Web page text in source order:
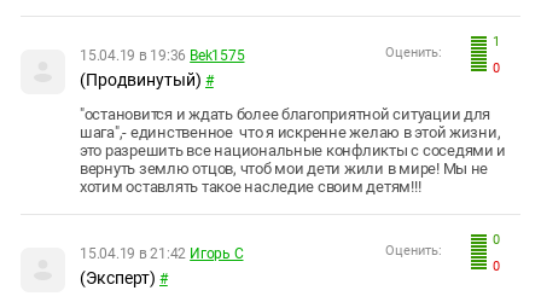
1
0
Оценить:
15.04.19 в 19:36 Bek1575
(Продвинутый) #
"остановится и ждать более благоприятной ситуации для
шага",- единственное что я искренне желаю в этой жизни,
это разрешить все национальные конфликты с соседями и
вернуть землю отцов, чтоб мои дети жили в мире! Мы не
хотим оставлять такое наследие своим детям!!!
0
0
Оценить:
15.04.19 в 21:42 Игорь С
(Эксперт) #